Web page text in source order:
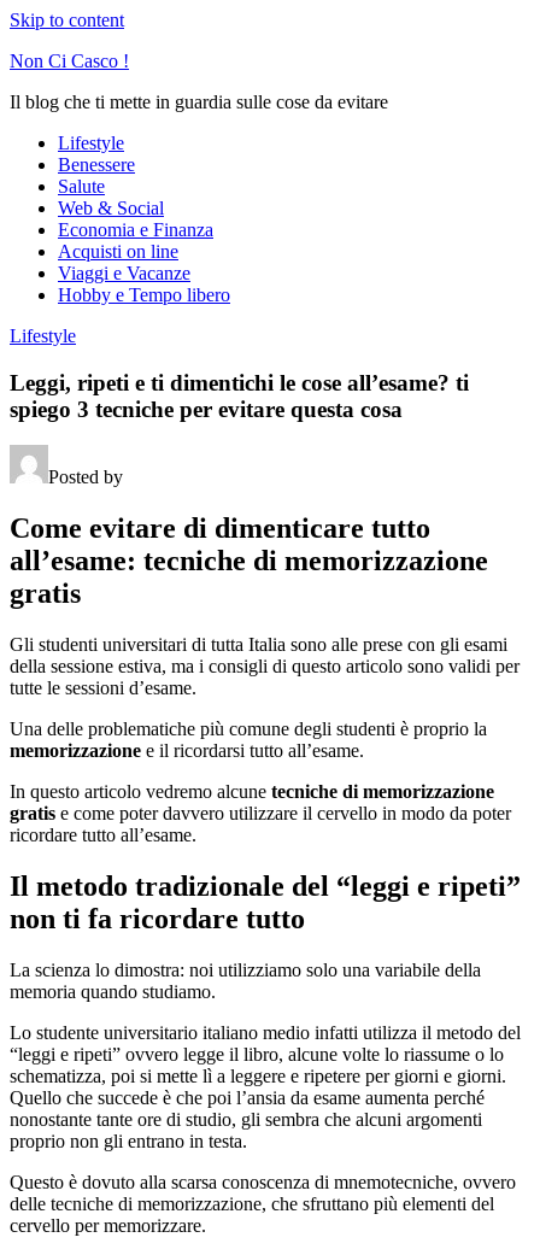
Skip to content
Non Ci Casco !
Il blog che ti mette in guardia sulle cose da evitare
Lifestyle
Benessere
Salute
Web & Social
Economia e Finanza
Acquisti on line
Viaggi e Vacanze
Hobby e Tempo libero
Lifestyle
Leggi, ripeti e ti dimentichi le cose all’esame? ti
spiego 3 tecniche per evitare questa cosa
Posted by
Come evitare di dimenticare tutto
all’esame: tecniche di memorizzazione
gratis
Gli studenti universitari di tutta Italia sono alle prese con gli esami
della sessione estiva, ma i consigli di questo articolo sono validi per
tutte le sessioni d’esame.
Una delle problematiche più comune degli studenti è proprio la
memorizzazione e il ricordarsi tutto all’esame.
In questo articolo vedremo alcune tecniche di memorizzazione
gratis e come poter davvero utilizzare il cervello in modo da poter
ricordare tutto all’esame.
Il metodo tradizionale del “leggi e ripeti”
non ti fa ricordare tutto
La scienza lo dimostra: noi utilizziamo solo una variabile della
memoria quando studiamo.
Lo studente universitario italiano medio infatti utilizza il metodo del
“leggi e ripeti” ovvero legge il libro, alcune volte lo riassume o lo
schematizza, poi si mette lì a leggere e ripetere per giorni e giorni.
Quello che succede è che poi l’ansia da esame aumenta perché
nonostante tante ore di studio, gli sembra che alcuni argomenti
proprio non gli entrano in testa.
Questo è dovuto alla scarsa conoscenza di mnemotecniche, ovvero
delle tecniche di memorizzazione, che sfruttano più elementi del
cervello per memorizzare.